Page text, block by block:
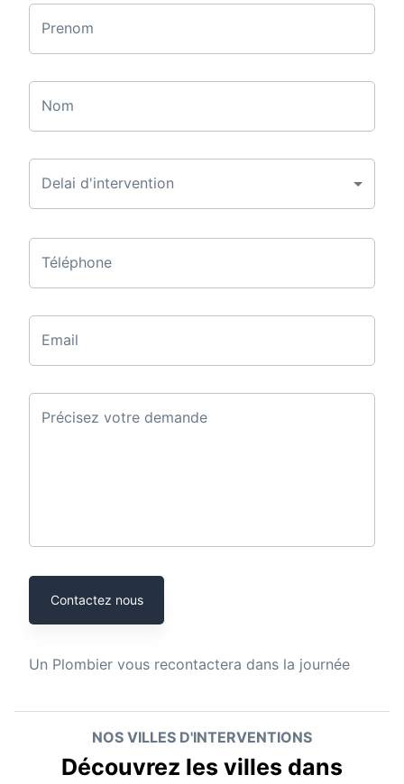
Prenom
Nom
Delai d'intervention
Téléphone
Email
Précisez votre demande
Contactez nous
Un Plombier vous recontactera dans la journée
NOS VILLES D'INTERVENTIONS
Découvrez les villes dans